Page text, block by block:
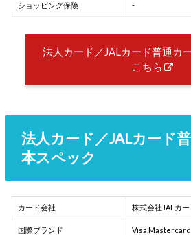
ショッピング保険 -
法人カード／JALカード普通カ
こちら
法人カード／JALカード
本スペック
カード会社 株式会社JALカー
国際ブランド